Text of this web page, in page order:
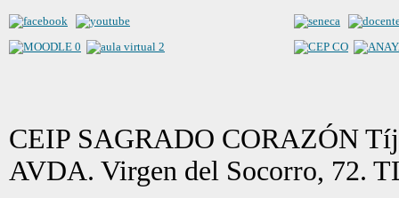
CEIP SAGRADO CORAZÓN
AVDA. Virgen del Socorro, 72.